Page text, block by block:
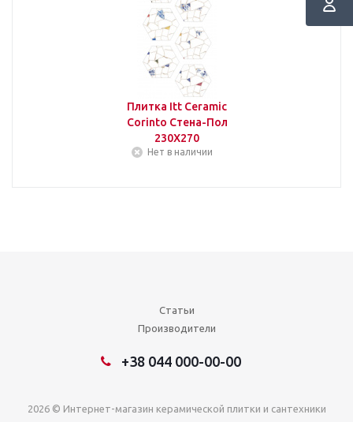
Плитка Itt Ceramic
Corinto Стена-Пол
230Х270
Нет в наличии
Статьи
Производители
+38 044 000-00-00
2026 © Интернет-магазин керамической плитки и сантехники